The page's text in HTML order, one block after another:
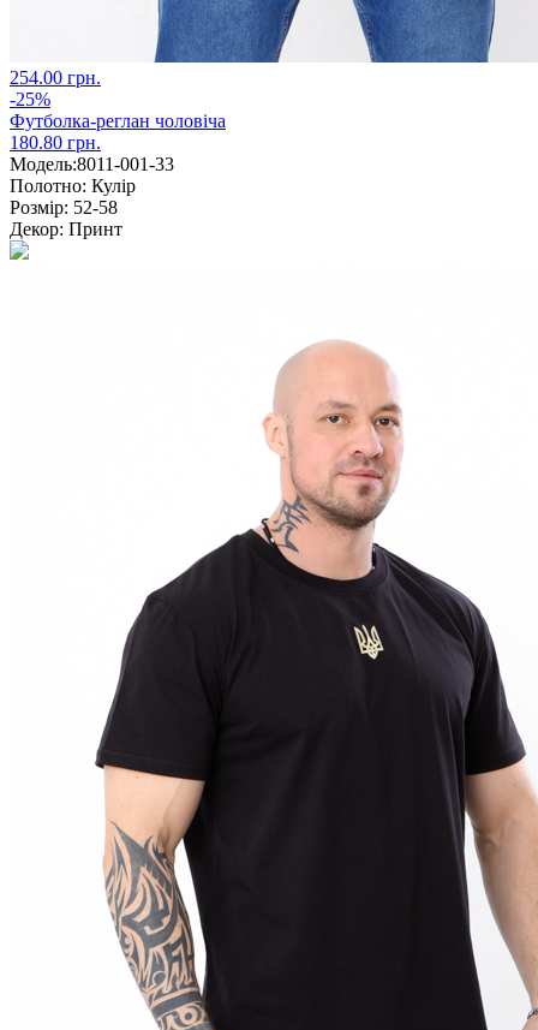
254.00 грн.
-25%
Футболка-реглан чоловіча
180.80 грн.
Модель:8011-001-33
Полотно: Кулір
Розмір: 52-58
Декор: Принт